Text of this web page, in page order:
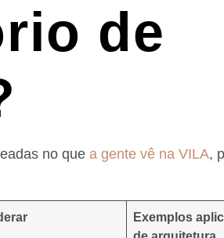
de
no que a gente vê na VILA,
Exemplos